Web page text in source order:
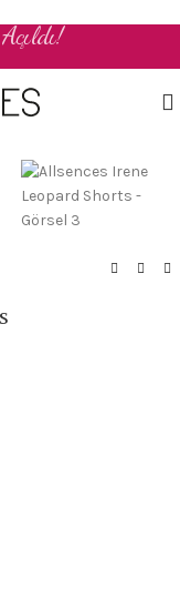
TR